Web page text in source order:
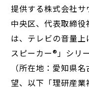
提供する株式会社
中央区、代表取締役
は、テレビの音量
スピーカー®」シリ
（所在地：愛知県
望、以下「理研産